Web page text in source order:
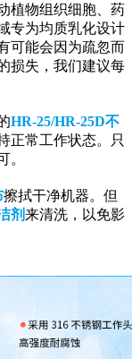
植物组织细胞、药
专为均质乳化设计
可能会因为疏忽而
损失，我们建议每
HR-25/HR-25D不
正常工作状态。只
。
擦拭干净机器。但
剂来清洗，以免影